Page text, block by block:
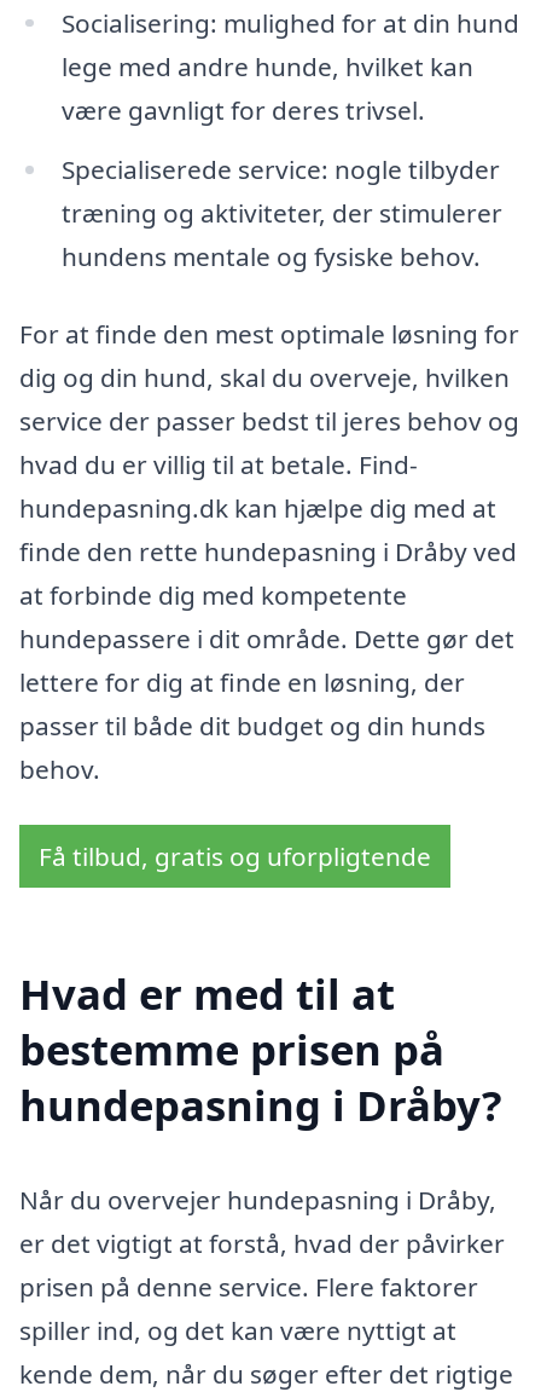
Socialisering: mulighed for at din hund
lege med andre hunde, hvilket kan
være gavnligt for deres trivsel.
Specialiserede service: nogle tilbyder
træning og aktiviteter, der stimulerer
hundens mentale og fysiske behov.
For at finde den mest optimale løsning for
dig og din hund, skal du overveje, hvilken
service der passer bedst til jeres behov og
hvad du er villig til at betale. Find-
hundepasning.dk kan hjælpe dig med at
finde den rette hundepasning i Dråby ved
at forbinde dig med kompetente
hundepassere i dit område. Dette gør det
lettere for dig at finde en løsning, der
passer til både dit budget og din hunds
behov.
Få tilbud, gratis og uforpligtende
Hvad er med til at
bestemme prisen på
hundepasning i Dråby?
Når du overvejer hundepasning i Dråby,
er det vigtigt at forstå, hvad der påvirker
prisen på denne service. Flere faktorer
spiller ind, og det kan være nyttigt at
kende dem, når du søger efter det rigtige